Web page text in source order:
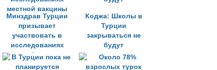
Минздрав Турции
призывает
участвовать в
исследованиях
местной вакцины
Коджа: Школы в
Турции
закрываться не
будут